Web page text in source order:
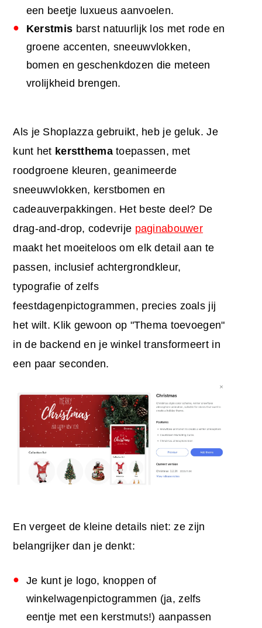
een beetje luxueus aanvoelen.
Kerstmis barst natuurlijk los met rode en
groene accenten, sneeuwvlokken,
bomen en geschenkdozen die meteen
vrolijkheid brengen.
Als je Shoplazza gebruikt, heb je geluk. Je
kunt het kerstthematoepassen, met
roodgroene kleuren, geanimeerde
sneeuwvlokken, kerstbomen en
cadeauverpakkingen. Het beste deel? De
drag-and-drop, codevrije paginabouwer
maakt het moeiteloos om elk detail aan te
passen, inclusief achtergrondkleur,
typografie of zelfs
feestdagenpictogrammen, precies zoals jij
het wilt. Klik gewoon op "Thema toevoegen"
in de backend en je winkel transformeert in
een paar seconden.
En vergeet de kleine details niet: ze zijn
belangrijker dan je denkt:
Je kunt je logo, knoppen of
winkelwagenpictogrammen (ja, zelfs
eentje met een kerstmuts!) aanpassen